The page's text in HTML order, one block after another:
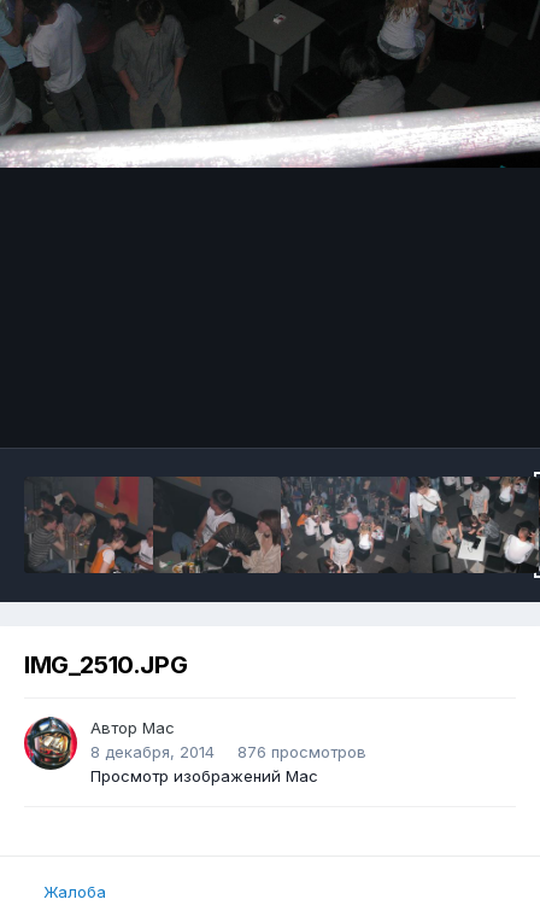
IMG_2510.JPG
Автор Mac
8 декабря, 2014
876 просмотров
Просмотр изображений Mac
Жалоба